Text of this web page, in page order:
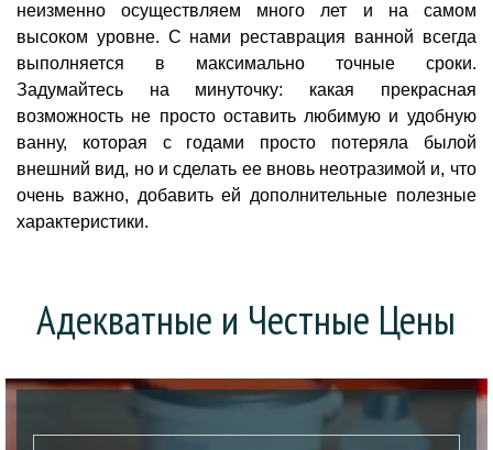
неизменно осуществляем много лет и на самом
высоком уровне. С нами реставрация ванной всегда
выполняется в максимально точные сроки.
Задумайтесь на минуточку: какая прекрасная
возможность не просто оставить любимую и удобную
ванну, которая с годами просто потеряла былой
внешний вид, но и сделать ее вновь неотразимой и, что
очень важно, добавить ей дополнительные полезные
характеристики.
Адекватные и Честные Цены